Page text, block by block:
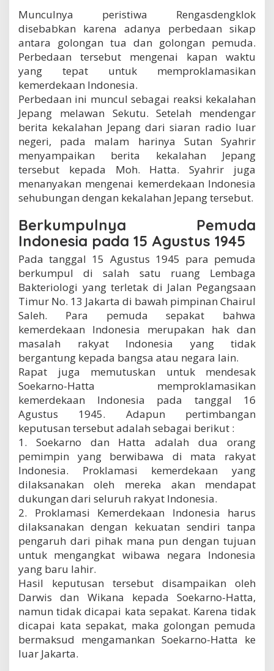
e
k
a
n
H
a
t
t
a
i
R
e
n
d
e
n
g
k
l
o
k
Munculnya peristiwa Rengasdengklok
disebabkan karena adanya perbedaan sikap
antara golongan tua dan golongan pemuda.
Perbedaan tersebut mengenai kapan waktu
yang tepat untuk memproklamasikan
kemerdekaan Indonesia.
Perbedaan ini muncul sebagai reaksi kekalahan
Jepang melawan Sekutu. Setelah mendengar
berita kekalahan Jepang dari siaran radio luar
negeri, pada malam harinya Sutan Syahrir
menyampaikan berita kekalahan Jepang
tersebut kepada Moh. Hatta. Syahrir juga
menanyakan mengenai kemerdekaan Indonesia
sehubungan dengan kekalahan Jepang tersebut.
Berkumpulnya Pemuda
Indonesia pada 15 Agustus 1945
Pada tanggal 15 Agustus 1945 para pemuda
berkumpul di salah satu ruang Lembaga
Bakteriologi yang terletak di Jalan Pegangsaan
Timur No. 13 Jakarta di bawah pimpinan Chairul
Saleh. Para pemuda sepakat bahwa
kemerdekaan Indonesia merupakan hak dan
masalah rakyat Indonesia yang tidak
bergantung kepada bangsa atau negara lain.
Rapat juga memutuskan untuk mendesak
Soekarno-Hatta memproklamasikan
kemerdekaan Indonesia pada tanggal 16
Agustus 1945. Adapun pertimbangan
keputusan tersebut adalah sebagai berikut :
1. Soekarno dan Hatta adalah dua orang
pemimpin yang berwibawa di mata rakyat
Indonesia. Proklamasi kemerdekaan yang
dilaksanakan oleh mereka akan mendapat
dukungan dari seluruh rakyat Indonesia.
2. Proklamasi Kemerdekaan Indonesia harus
dilaksanakan dengan kekuatan sendiri tanpa
pengaruh dari pihak mana pun dengan tujuan
untuk mengangkat wibawa negara Indonesia
yang baru lahir.
Hasil keputusan tersebut disampaikan oleh
Darwis dan Wikana kepada Soekarno-Hatta,
namun tidak dicapai kata sepakat. Karena tidak
dicapai kata sepakat, maka golongan pemuda
bermaksud mengamankan Soekarno-Hatta ke
luar Jakarta.